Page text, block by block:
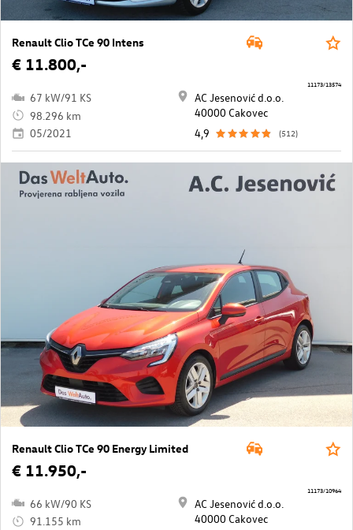
Renault Clio TCe 90 Intens
€ 11.800,-
67 kW/91 KS
98.296 km
05/2021
AC Jesenović d.o.o.
40000 Cakovec
4,9
(512)
11173/13574
Renault Clio TCe 90 Energy Limited
€ 11.950,-
66 kW/90 KS
91.155 km
AC Jesenović d.o.o.
40000 Cakovec
11173/10964